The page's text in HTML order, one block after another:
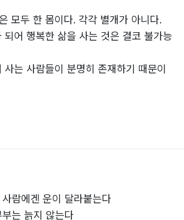
모두 한 몸이다. 각각 별개가 아니다.
되어 행복한 삶을 사는 것은 결코 불가능
사는 사람들이 분명히 존재하기 때문이
성공하고 부자가 되어 행복하게 사는 법
제시한다.
이클의 근간을 이루고 있는 것은 ‘물
람에겐 운이 달라붙는다
는 늙지 않는다